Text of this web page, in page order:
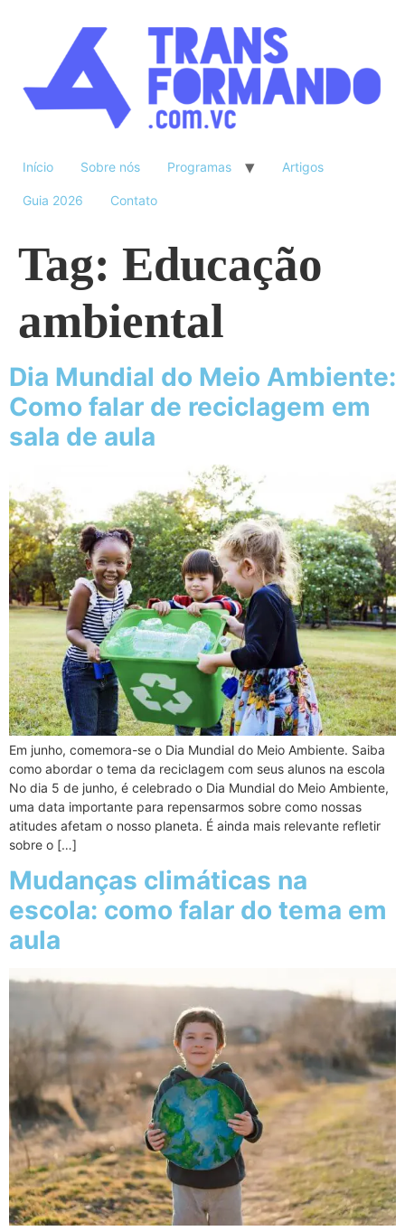
Início Sobre nós Programas Artigos
Guia 2026 Contato
Tag: Educação
ambiental
Dia Mundial do Meio Ambiente:
Como falar de reciclagem em
sala de aula
Em junho, comemora-se o Dia Mundial do Meio Ambiente. Saiba
como abordar o tema da reciclagem com seus alunos na escola
No dia 5 de junho, é celebrado o Dia Mundial do Meio Ambiente,
uma data importante para repensarmos sobre como nossas
atitudes afetam o nosso planeta. É ainda mais relevante refletir
sobre o […]
Mudanças climáticas na
escola: como falar do tema em
aula